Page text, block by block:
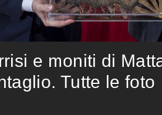
e moniti di
Tutte le foto